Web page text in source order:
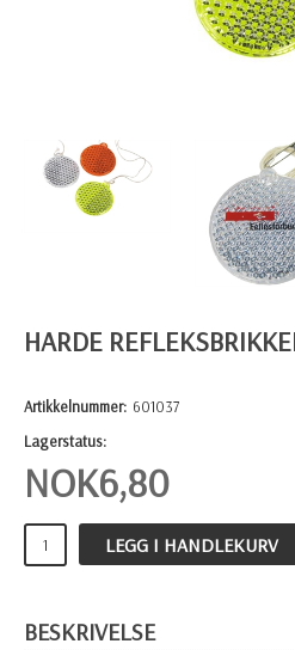
HARDE
Artikkelnummer: 601037
Lagerstatus:
NOK6,80
LEGG I HANDLEKURV
BESKRIVELSE